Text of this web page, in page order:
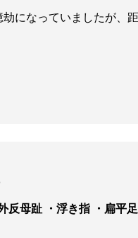
反母趾 ・浮き指 ・扁平足